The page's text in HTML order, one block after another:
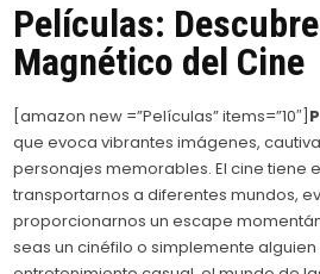
Películas:
Magnético del Cine
[amazon new =”Películas” items=”10″]
que evoca vibrantes imágenes,
personajes memorables. El cine tiene
transportarnos a diferentes mundos,
proporcionarnos un escape
seas un cinéfilo o simplemente